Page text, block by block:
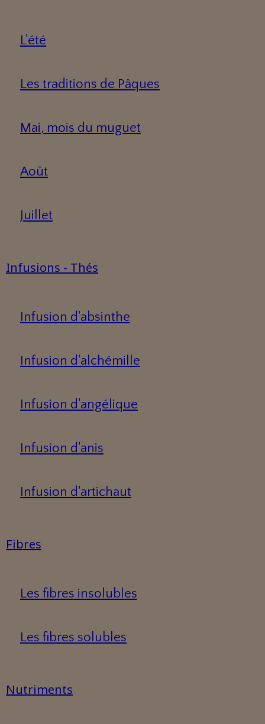
L'été
Les traditions de Pâques
Mai, mois du muguet
Août
Juillet
Infusions - Thés
Infusion d'absinthe
Infusion d'alchémille
Infusion d'angélique
Infusion d'anis
Infusion d'artichaut
Fibres
Les fibres insolubles
Les fibres solubles
Nutriments